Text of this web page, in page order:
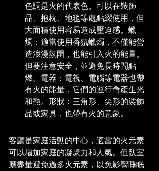
色調是火的代表色。可以在裝飾
品、抱枕、地毯等處點綴使用，但
大面積使用容易造成壓迫感。蠟
燭：適當使用香氛蠟燭，不僅能營
造浪漫氛圍，也能引入火的能量。
但要注意安全，並避免長時間點
燃。電器：電視、電腦等電器也帶
有火的能量，它們的運行會產生光
和熱。形狀：三角形、尖形的裝飾
品或家具，也帶有火的意象。
客廳是家庭活動的中心，適當的火元素
可以增加家庭的凝聚力和人氣。但臥室
應盡量避免過多火元素，以免影響睡眠